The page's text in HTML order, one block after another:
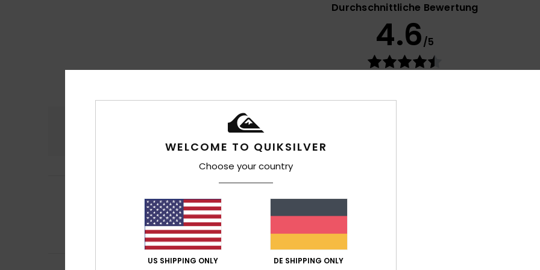
Durchschnittliche Bewertung
4.6/5
Preis-Leistungs-Verhältnis
Schön, bequem
Original anzeigen - Français
Komfort
Ich empfehle dieses Produkt
WELCOME TO QUIKSILVER
Choose your country
US SHIPPING ONLY DE SHIPPING ONLY